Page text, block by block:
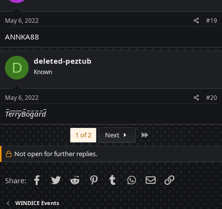
May 6, 2022 #19
ANNKA88
D deleted-peztub
Known
May 6, 2022 #20
T̅e̅r̅r̅y̅B̅o̅g̅a̅r̅d̅
1 of 2 Next
Not open for further replies.
Share: Facebook
Twitter Reddit PinterestTumblr WhatsApp
Email
WINDICE Events